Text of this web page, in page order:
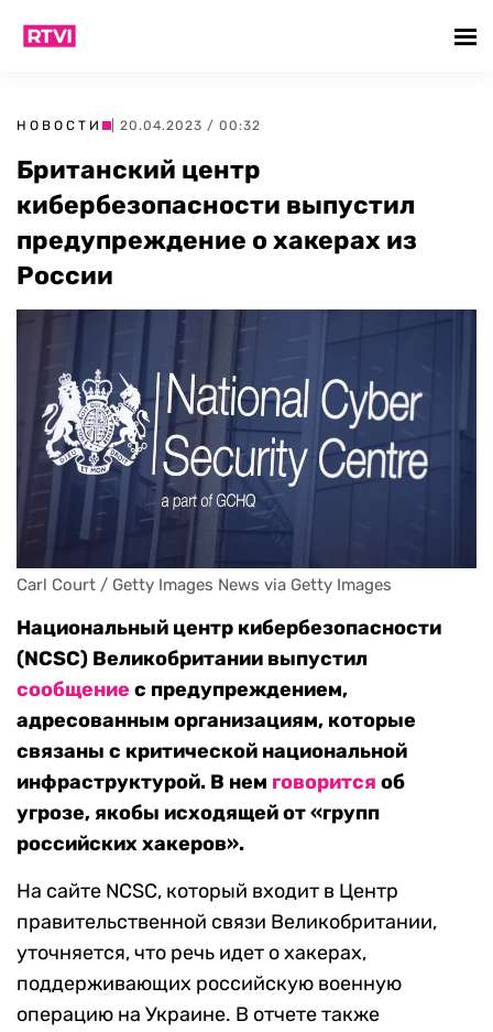
НОВОСТИ | 20.04.2023 / 00:32
Британский центр
кибербезопасности выпустил
предупреждение о хакерах из
России
Carl Court / Getty Images News via Getty Images
Национальный центр кибербезопасности
(NCSC) Великобритании выпустил
сообщение с предупреждением,
адресованным организациям, которые
связаны с критической национальной
инфраструктурой. В нем говорится об
угрозе, якобы исходящей от «групп
российских хакеров».
На сайте NCSC, который входит в Центр
правительственной связи Великобритании,
уточняется, что речь идет о хакерах,
поддерживающих российскую военную
операцию на Украине. В отчете также